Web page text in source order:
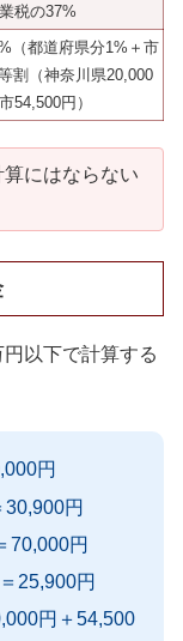
税の37%
（都道府県分1%＋市
割（神奈川県20,000
54,500円）
にはならない
以下で計算する
円
円
70,000円
25,900円
円＋54,500